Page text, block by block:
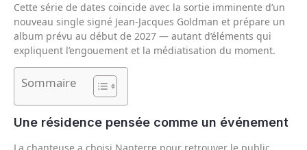
Cette série de dates coïncide avec la sortie imminente d’un
nouveau single signé Jean-Jacques Goldman et prépare un
album prévu au début de 2027 — autant d’éléments qui
expliquent l’engouement et la médiatisation du moment.
Sommaire
Une résidence pensée comme un événement